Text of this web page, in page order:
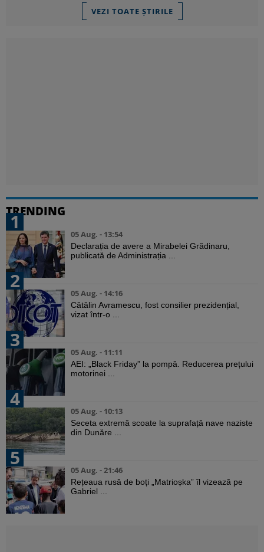
VEZI TOATE ȘTIRILE
TRENDING
1
05 Aug. - 13:54
Declarația de avere a Mirabelei Grădinaru,
publicată de Administrația ...
2
05 Aug. - 14:16
Cătălin Avramescu, fost consilier prezidențial,
vizat într-o ...
3
05 Aug. - 11:11
AEI: „Black Friday” la pompă. Reducerea prețului
motorinei ...
4
05 Aug. - 10:13
Seceta extremă scoate la suprafață nave naziste
din Dunăre ...
5
05 Aug. - 21:46
Rețeaua rusă de boți „Matrioșka” îl vizează pe
Gabriel ...